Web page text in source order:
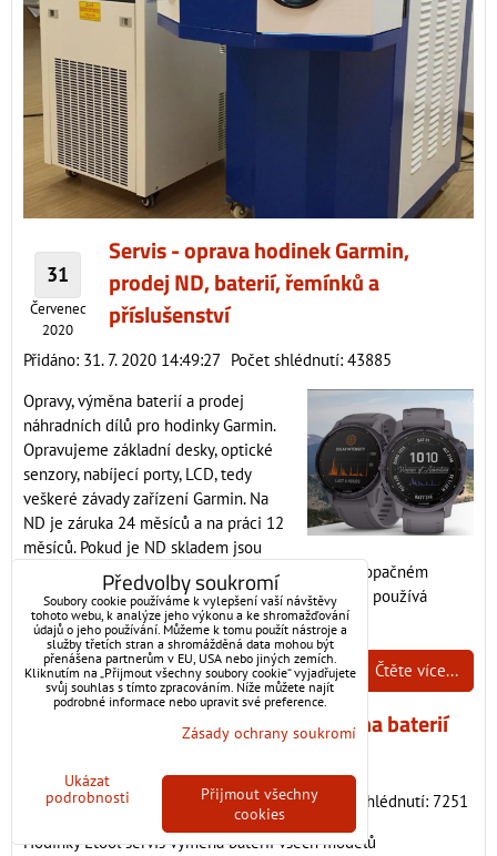
31
Červenec
2020
Servis - oprava hodinek Garmin,
prodej ND, baterií, řemínků a
příslušenství
Přidáno: 31. 7. 2020 14:49:27 Počet shlédnutí: 43885
Opravy, výměna baterií a prodej
náhradních dílů pro hodinky Garmin.
Opravujeme základní desky, optické
senzory, nabíjecí porty, LCD, tedy
veškeré závady zařízení Garmin. Na
ND je záruka 24 měsíců a na práci 12
měsíců. Pokud je ND skladem jsou
hodinky opraveny ihned nebo do druhého dne, v opačném
případě se čeká na dodání dílu od výrobce. Servis používá
pouze originální náhradní díly Garmin.
Čtěte více...
Komentáře: 0
Červen
2020
Hodinky Etool servis výměna baterií
Přidáno: 27. 6. 2020 10:47:01 Počet shlédnutí: 7251
Hodinky Etool servis výměna baterií všech modelů
Předvolby soukromí
Soubory cookie používáme k vylepšení vaší návštěvy
tohoto webu, k analýze jeho výkonu a ke shromažďování
údajů o jeho používání. Můžeme k tomu použít nástroje a
služby třetích stran a shromážděná data mohou být
přenášena partnerům v EU, USA nebo jiných zemích.
Kliknutím na „Přijmout všechny soubory cookie“ vyjadřujete
svůj souhlas s tímto zpracováním. Níže můžete najít
podrobné informace nebo upravit své preference.
Zásady ochrany soukromí
Ukázat
podrobnosti
Přijmout všechny
cookies